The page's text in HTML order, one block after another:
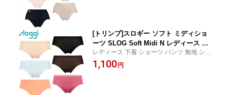
[トリンプ]スロギー ソフト ミディショ
ーツ SLOG Soft Midi N レディース 下
着 無地 シンプル sloggi
レディース 下着 ショーツ パンツ 無地 シン
プル 定番 ブラック 黒 ベージュ 肌色 ピンク
ブルー オレンジ ブラウン
1,100円